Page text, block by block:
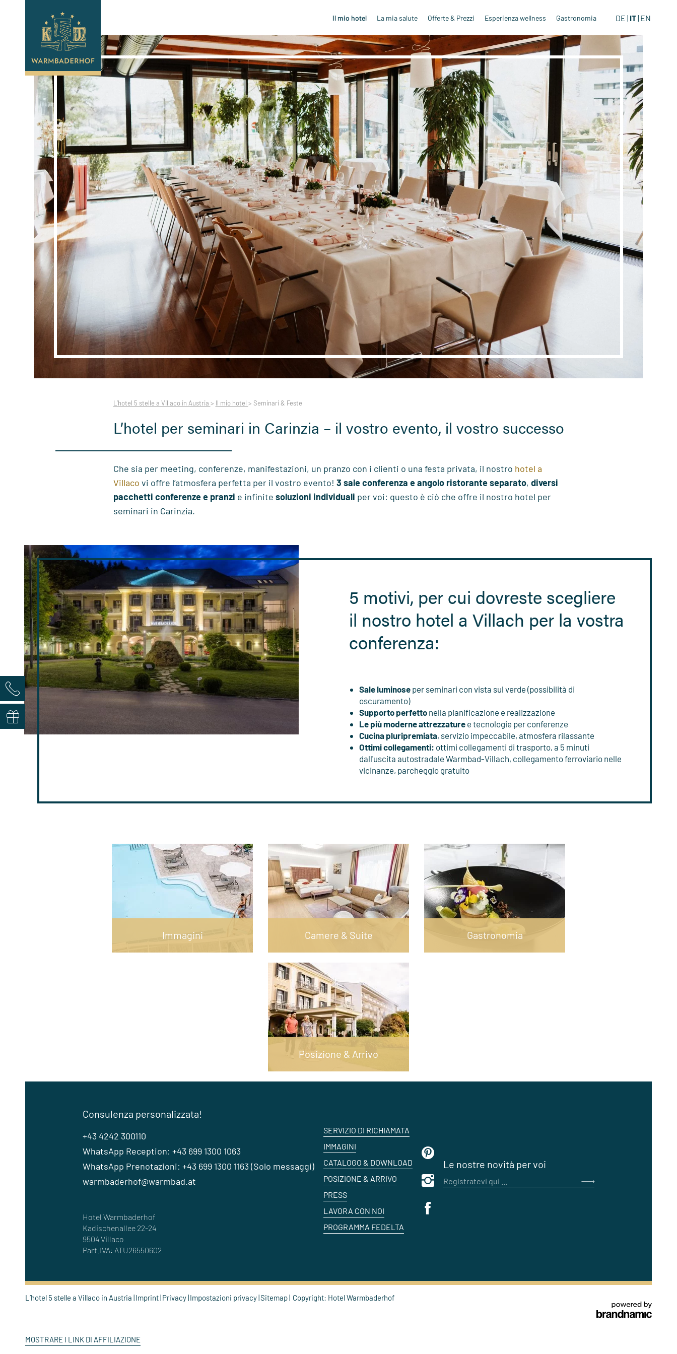
DE IT EN
Il mio hotel La mia salute Offerte & Prezzi Esperienza wellness Gastronomia
L’hotel 5 stelle a Villaco in Austria > Il mio hotel > Seminari & Feste
L’hotel per seminari in Carinzia – il vostro evento, il vostro successo
Che sia per meeting, conferenze, manifestazioni, un pranzo con i clienti o una festa privata, il nostro hotel a
Villaco vi offre l’atmosfera perfetta per il vostro evento! 3 sale conferenza e angolo ristorante separato, diversi
pacchetti conferenze e pranzi e infinite soluzioni individuali per voi: questo è ciò che offre il nostro hotel per
seminari in Carinzia.
5 motivi, per cui dovreste scegliere
il nostro hotel a Villach per la vostra
conferenza:
Sale luminose per seminari con vista sul verde (possibilità di
oscuramento)
Supporto perfetto nella pianificazione e realizzazione
Le più moderne attrezzature e tecnologie per conferenze
Cucina pluripremiata, servizio impeccabile, atmosfera rilassante
Ottimi collegamenti: ottimi collegamenti di trasporto, a 5 minuti
dall'uscita autostradale Warmbad-Villach, collegamento ferroviario nelle
vicinanze, parcheggio gratuito
Immagini Camere & Suite Gastronomia
Posizione & Arrivo
Consulenza personalizzata!
+43 4242 300110
WhatsApp Reception: +43 699 1300 1063
WhatsApp Prenotazioni: +43 699 1300 1163 (Solo messaggi)
warmbaderhof@warmbad.at
Hotel Warmbaderhof
Kadischenallee 22-24
9504 Villaco
Part.IVA: ATU26550602
SERVIZIO DI RICHIAMATA
IMMAGINI
CATALOGO & DOWNLOAD
POSIZIONE & ARRIVO
PRESS
LAVORA CON NOI
PROGRAMMA FEDELTA
Le nostre novità per voi
Registratevi qui ...
L’hotel 5 stelle a Villaco in Austria Imprint Privacy Impostazioni privacy Sitemap Copyright: Hotel Warmbaderhof
MOSTRARE I LINK DI AFFILIAZIONE